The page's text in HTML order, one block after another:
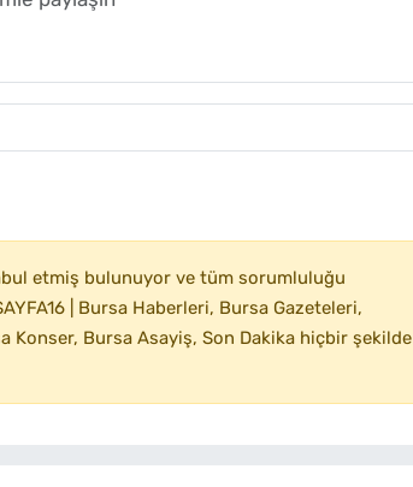
etmiş bulunuyor ve tüm sorumluluğu
| Bursa Haberleri, Bursa Gazeteleri,
Konser, Bursa Asayiş, Son Dakika hiçbir şekilde